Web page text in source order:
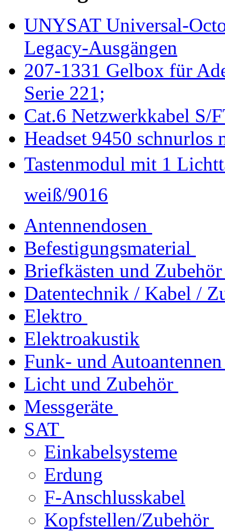
UNYSAT Universal-
Legacy-Ausgängen
207-1331 Gelbox für
Serie 221;
Cat.6 Netzwerkkabel S/
Headset 9450
Tastenmodul mit 1
weiß/9016
Antennendosen
Befestigungsmaterial
Briefkästen und Zubehör
Datentechnik / Kabel /
Elektro
Elektroakustik
Funk- und Autoantennen
Licht und Zubehör
Messgeräte
SAT
Einkabelsysteme
Erdung
F-Anschlusskabel
Kopfstellen/Zubehör